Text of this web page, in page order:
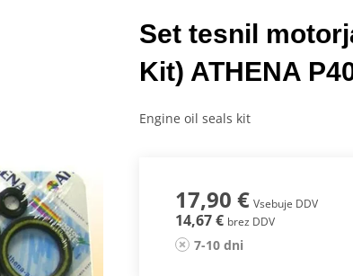
Set tesnil
Kit) ATHENA
Engine oil seals kit
17,90 € Vsebuje DDV
14,67 € brez DDV
7-10 dni